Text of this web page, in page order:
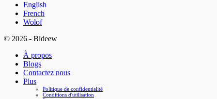
English
French
Wolof
© 2026 - Bideew
À propos
Blogs
Contactez nous
Plus
Politique de confidentialité
Conditions d'utilisation